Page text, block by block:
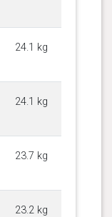
24.1 kg
24.1 kg
23.7 kg
23.2 kg